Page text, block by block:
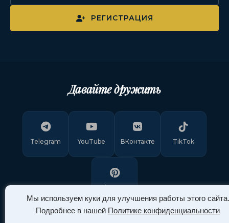
Мы используем куки для улучшения работы этого сайта.
Подробнее в нашей Политике конфиденциальности
РЕГИСТРАЦИЯ
Давайте дружить
Telegram YouTube ВКонтакте TikTok
Pinterest